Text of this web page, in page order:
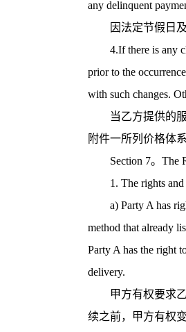
any delinquent
因法定节假日及
4.If there is any
prior to the
with such changes.
当乙方提供的服
附件一所列价格体
Section 7。The
1. The rights and
a) Party A has right
method that already
Party A has the right
delivery.
甲方有权要求乙
续之前，甲方有权